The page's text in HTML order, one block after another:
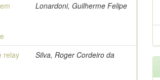
Lonardoni, Guilherme Felipe
relay Silva, Roger Cordeiro da